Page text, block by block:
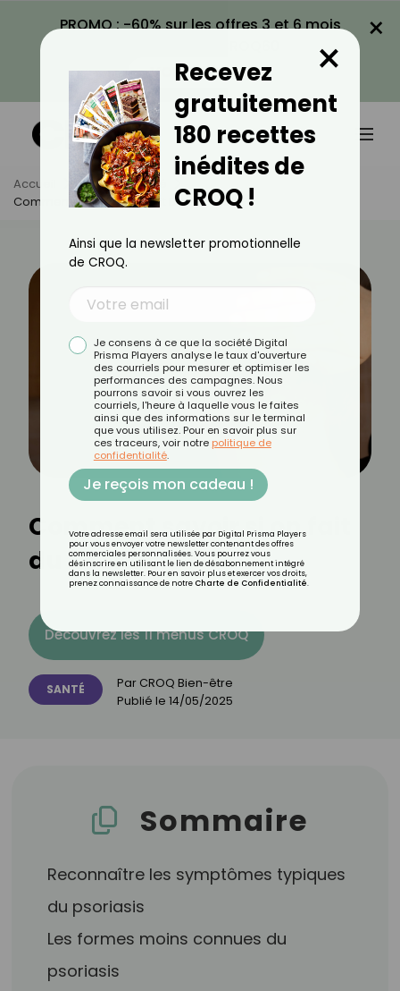
PROMO : -60% sur les offres 3 et 6 mois
VOIR LA PROMO
×
Accueil Actus
Santé
Comment Savoir Si On Fait Du Psoriasis ?
Comment savoir si on fait
du psoriasis ?
Découvrez les 11 menus CROQ
SANTÉ Par CROQ Bien-être
Publié le 14/05/2025
Sommaire
Reconnaître les symptômes typiques
du psoriasis
Les formes moins connues du
psoriasis
Recevez
gratuitement
180 recettes
inédites de
CROQ !
×
Ainsi que la newsletter promotionnelle
de CROQ.
Je consens à ce que la société Digital
Prisma Players analyse le taux d'ouverture
des courriels pour mesurer et optimiser les
performances des campagnes. Nous
pourrons savoir si vous ouvrez les
courriels, l'heure à laquelle vous le faites
ainsi que des informations sur le terminal
que vous utilisez. Pour en savoir plus sur
ces traceurs, voir notre politique de
confidentialité.
Je reçois mon cadeau !
Votre adresse email sera utilisée par Digital Prisma Players
pour vous envoyer votre newsletter contenant des offres
commerciales personnalisées. Vous pourrez vous
désinscrire en utilisant le lien de désabonnement intégré
dans la newsletter. Pour en savoir plus et exercer vos droits,
prenez connaissance de notre Charte de Confidentialité.